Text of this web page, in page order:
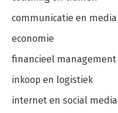
communicatie en media
economie
financieel management
inkoop en logistiek
internet en social media